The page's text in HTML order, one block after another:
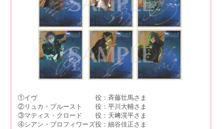
①イヴ 役：斉藤壮馬さま
②リュカ・プルースト 役：平川大輔さま
③マティス・クロード 役：天﨑滉平さま
④シアン・ブロフィワーズ役：細谷佳正さま